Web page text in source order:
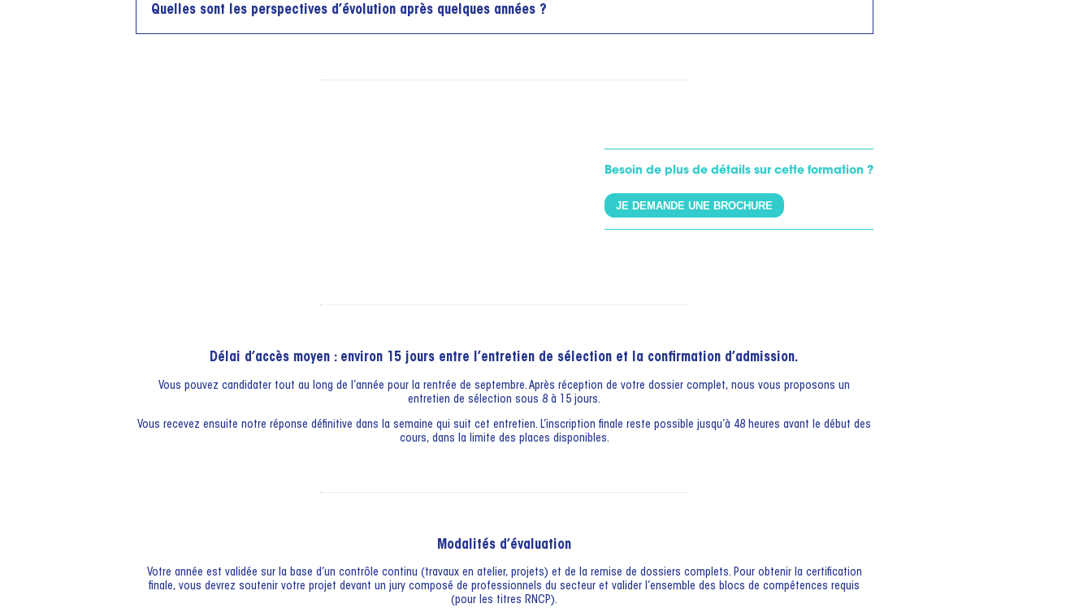
Quelles sont les perspectives d’évolution après quelques années ?
Besoin de plus de détails sur cette formation ?
JE DEMANDE UNE BROCHURE
Délai d’accès moyen : environ 15 jours entre l’entretien de sélection et la confirmation d’admission.
Vous pouvez candidater tout au long de l’année pour la rentrée de septembre. Après réception de votre dossier complet, nous vous proposons un
entretien de sélection sous 8 à 15 jours.
Vous recevez ensuite notre réponse définitive dans la semaine qui suit cet entretien. L’inscription finale reste possible jusqu’à 48 heures avant le début des
cours, dans la limite des places disponibles.
Modalités d’évaluation
Votre année est validée sur la base d’un contrôle continu (travaux en atelier, projets) et de la remise de dossiers complets. Pour obtenir la certification
finale, vous devrez soutenir votre projet devant un jury composé de professionnels du secteur et valider l’ensemble des blocs de compétences requis
(pour les titres RNCP).